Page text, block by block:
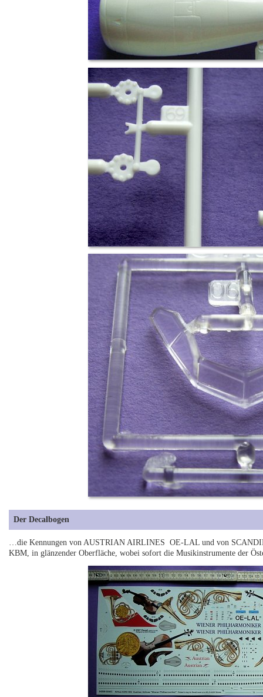
Der Decalbogen
…die Kennungen von AUSTRIAN AIRLINES OE-LAL und von
KBM, in glänzender Oberfläche, wobei sofort die Musikinstrumente der